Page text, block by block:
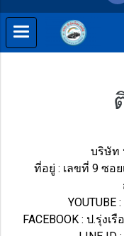
บริษัท
ที่อยู่ : เลขที่ 9 ซอ
FACEBOOK : ป.รุ่ง